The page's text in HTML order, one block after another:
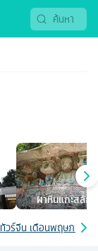
ผาหินแกะสลัก
ทัวร์จีน เดือนพฤษภาคม